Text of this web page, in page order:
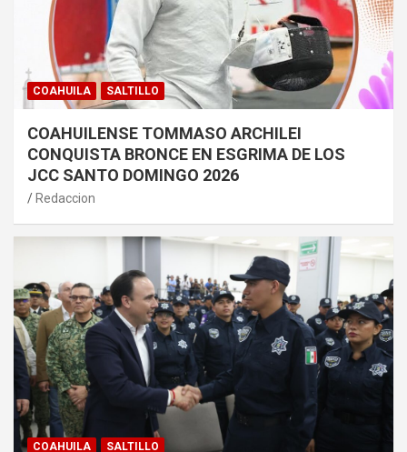
COAHUILA SALTILLO
COAHUILENSE TOMMASO ARCHILEI
CONQUISTA BRONCE EN ESGRIMA DE LOS
JCC SANTO DOMINGO 2026
Redaccion
COAHUILA SALTILLO